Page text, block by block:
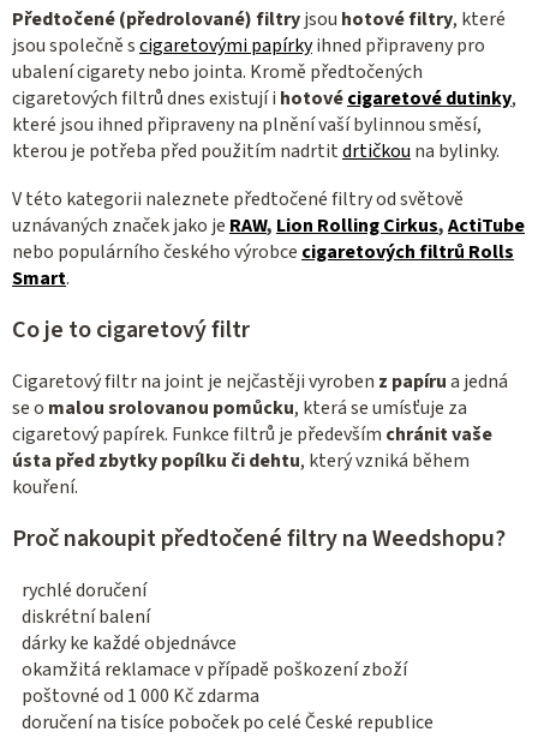
d
a
c
í
p
r
v
k
y
s
u
Předtočené (předrolované) filtryjsou hotové filtry, které
jsou společně scigaretovými papírkyihned připraveny pro
ubalení cigarety nebo jointa. Kromě předtočených
cigaretových filtrů dnes existují i hotovécigaretové dutinky,
které jsou ihned připraveny na plnění vaší bylinnou směsí,
kterou je potřeba před použitím nadrtitdrtičkou na bylinky.
V této kategorii naleznete předtočené filtry od světově
uznávaných značek jako je RAW, Lion Rolling Cirkus,ActiTube
nebo populárního českého výrobce cigaretových filtrů Rolls
Smart.
Co je to cigaretový filtr
Cigaretový filtr na joint je nejčastěji vyroben z papírua jedná
se o malou srolovanou pomůcku, která se umísťuje za
cigaretový papírek. Funkce filtrů je především chránit vaše
ústa před zbytky popílku či dehtu, který vzniká během
kouření.
Proč nakoupit předtočené filtry na Weedshopu?
rychlé doručení
diskrétní balení
dárky ke každé objednávce
okamžitá reklamace v případě poškození zboží
poštovné od 1 000 Kč zdarma
doručení na tisíce poboček po celé České republice